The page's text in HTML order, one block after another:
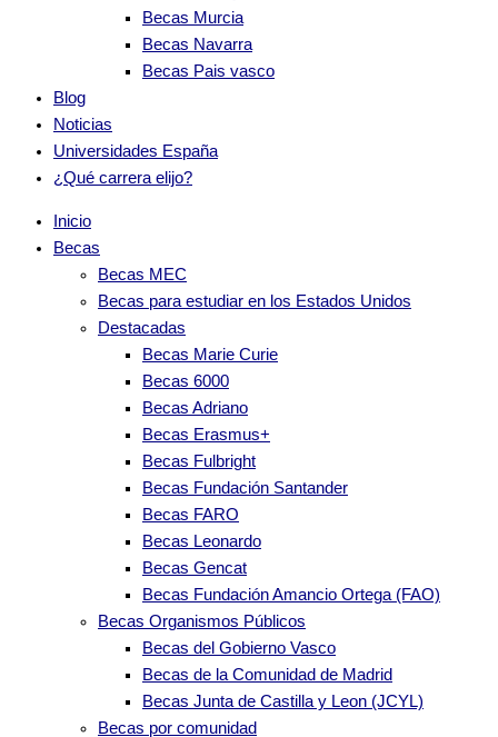
Becas Murcia
Becas Navarra
Becas Pais vasco
Blog
Noticias
Universidades España
¿Qué carrera elijo?
Inicio
Becas
Becas MEC
Becas para estudiar en los Estados Unidos
Destacadas
Becas Marie Curie
Becas 6000
Becas Adriano
Becas Erasmus+
Becas Fulbright
Becas Fundación Santander
Becas FARO
Becas Leonardo
Becas Gencat
Becas Fundación Amancio Ortega (FAO)
Becas Organismos Públicos
Becas del Gobierno Vasco
Becas de la Comunidad de Madrid
Becas Junta de Castilla y Leon (JCYL)
Becas por comunidad